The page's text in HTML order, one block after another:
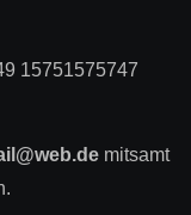
15751575747
mitsamt